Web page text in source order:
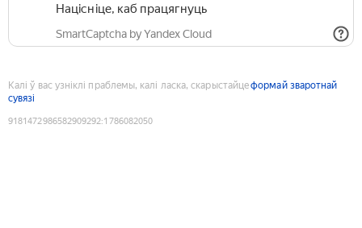
Націсніце, каб працягнуць
SmartCaptcha by Yandex Cloud
Калі ў вас узніклі праблемы, калі ласка, скарыстайцеформай зваротнай
сувязі
9181472986582909292:1786082050